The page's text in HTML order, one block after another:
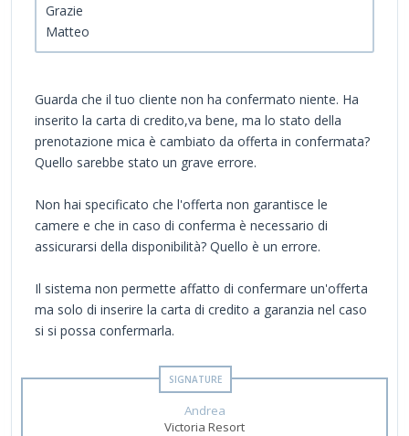
Grazie
Matteo
Guarda che il tuo cliente non ha confermato niente. Ha
inserito la carta di credito,va bene, ma lo stato della
prenotazione mica è cambiato da offerta in confermata?
Quello sarebbe stato un grave errore.
Non hai specificato che l'offerta non garantisce le
camere e che in caso di conferma è necessario di
assicurarsi della disponibilità? Quello è un errore.
Il sistema non permette affatto di confermare un'offerta
ma solo di inserire la carta di credito a garanzia nel caso
si si possa confermarla.
Andrea
Victoria Resort